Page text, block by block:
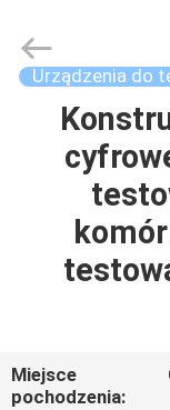
DOM
PRODUKTY
FILMY
NAS
Technology
Ltd..
Urządzenia do
Miejsce
pochodzenia: